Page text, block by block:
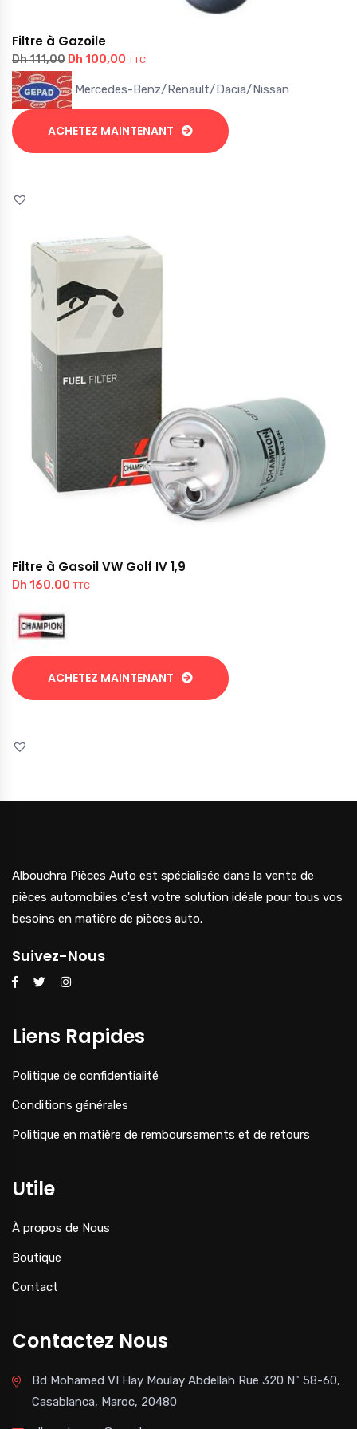
Filtre à Gazoile
Dh111,00 Dh 100,00 TTC
Mercedes-Benz/Renault/Dacia/Nissan
ACHETEZ MAINTENANT
Filtre à Gasoil VW Golf IV 1,9
Dh 160,00 TTC
ACHETEZ MAINTENANT
Albouchra Pièces Auto est spécialisée dans la vente de
pièces automobiles c'est votre solution idéale pour tous vos
besoins en matière de pièces auto.
Suivez-Nous
Liens Rapides
Politique de confidentialité
Conditions générales
Politique en matière de remboursements et de retours
Utile
À propos de Nous
Boutique
Contact
Contactez Nous
Bd Mohamed VI Hay Moulay Abdellah Rue 320 N" 58-60,
Casablanca, Maroc, 20480